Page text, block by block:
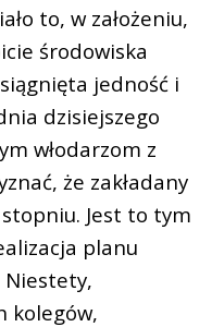
to, w założeniu,
środowiska
jedność i
dzisiejszego
włodarzom z
że zakładany
Jest to tym
planu
Niestety,
kolegów,